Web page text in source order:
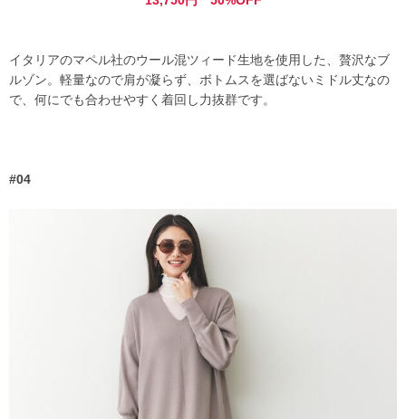
イタリアのマペル社のウール混ツィード生地を使用した、贅沢なブ
ルゾン。軽量なので肩が凝らず、ボトムスを選ばないミドル丈なの
で、何にでも合わせやすく着回し力抜群です。
#04